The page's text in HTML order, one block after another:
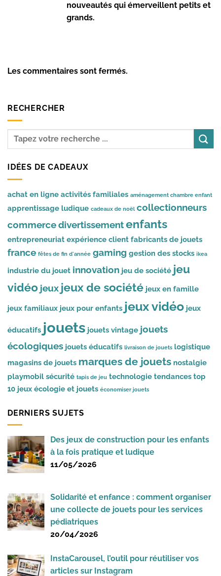
nouveautés qui émerveillent petits et
grands.
Les commentaires sont fermés.
RECHERCHER
IDÉES DE CADEAUX
achat en ligne activités familiales aménagement chambre enfant
apprentissage ludique cadeaux de noël collectionneurs
commercedivertissementenfants
entrepreneuriat expérience client fabricants de jouets
france fêtes de fin d'année gaming gestion des stocks ikea
industrie du jouet innovation jeu de société jeu
vidéo jeux jeux de société jeux en famille
jeux familiaux jeux pour enfants jeux vidéo jeux
éducatifs jouets jouets vintage jouets
écologiques jouets éducatifs livraison de jouets logistique
magasins de jouets marques de jouets nostalgie
playmobil sécurité tapis de jeu technologie tendances top
10 jeux écologie et jouets économiser jouets
DERNIERS SUJETS
Des jeux de construction pour les enfants
à la fois pratique et ludique
11/05/2026
Solidarité et enfance : comment organiser
une collecte de jouets pour les services
pédiatriques
20/04/2026
InstaCarousel, l’outil pour réutiliser vos
articles sur Instagram